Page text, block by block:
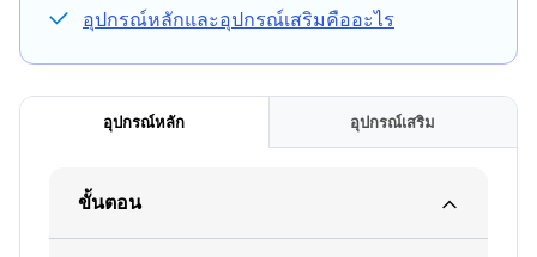
อุปกรณ์หลักและอุปกรณ์เสริมคืออะไร
อุปกรณ์หลัก อุปกรณ์เสริม
ขั้นตอน